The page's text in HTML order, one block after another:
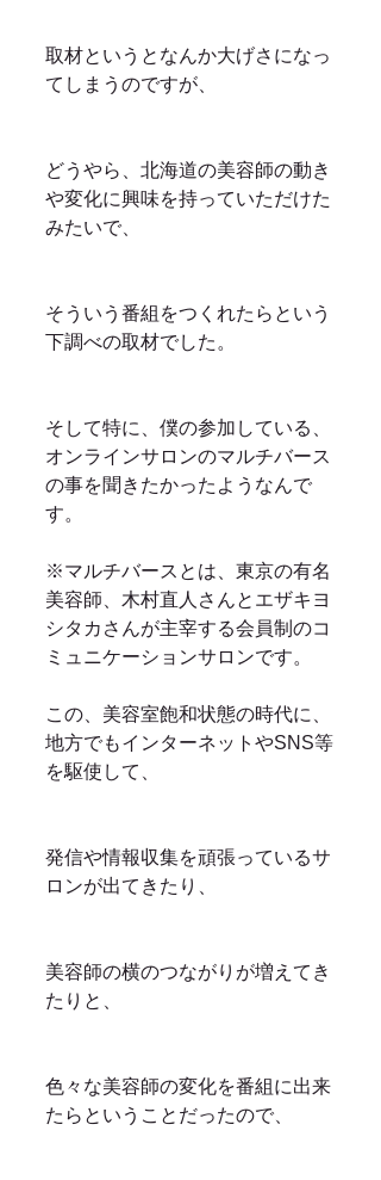
取材というとなんか大げさになっ
てしまうのですが、
どうやら、北海道の美容師の動き
や変化に興味を持っていただけた
みたいで、
そういう番組をつくれたらという
下調べの取材でした。
そして特に、僕の参加している、
オンラインサロンのマルチバース
の事を聞きたかったようなんで
す。
※マルチバースとは、東京の有名
美容師、木村直人さんとエザキヨ
シタカさんが主宰する会員制のコ
ミュニケーションサロンです。
この、美容室飽和状態の時代に、
地方でもインターネットやSNS等
を駆使して、
発信や情報収集を頑張っているサ
ロンが出てきたり、
美容師の横のつながりが増えてき
たりと、
色々な美容師の変化を番組に出来
たらということだったので、